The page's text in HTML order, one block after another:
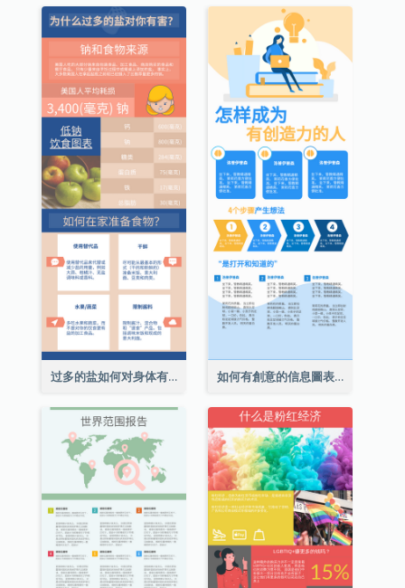
过多的盐如何对身体有害信息图表 如何有創意的信息圖表